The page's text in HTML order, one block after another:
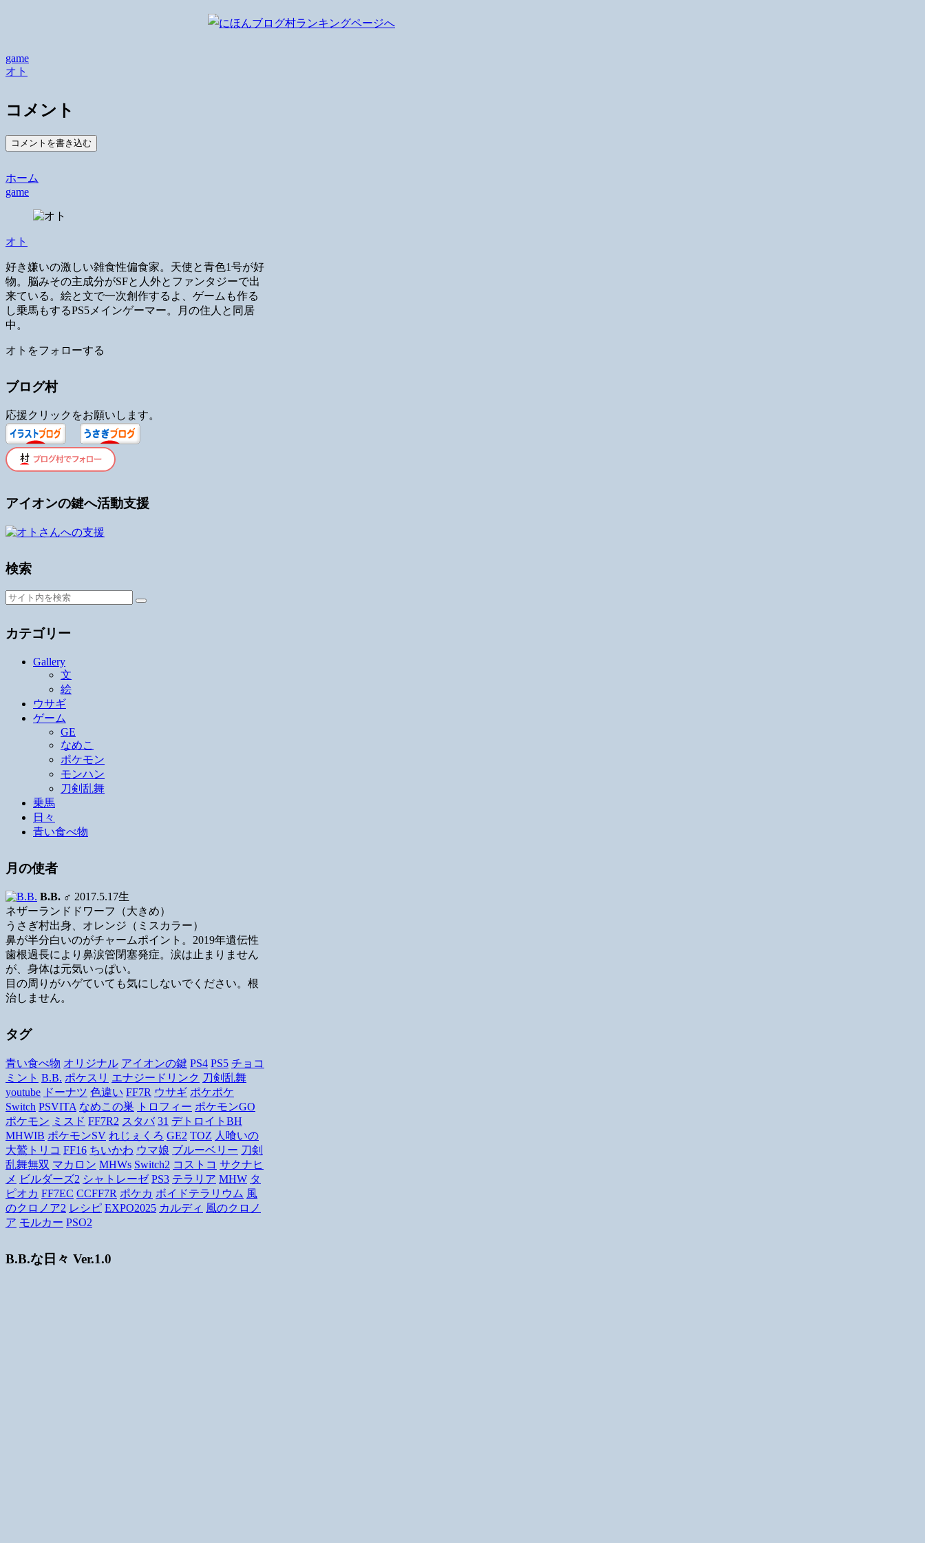
game
オト
コメント
コメントを書き込む
ホーム
game
オト
好き嫌いの激しい雑食性偏食家。天使と青色1号が好
物。脳みその主成分がSFと人外とファンタジーで出
来ている。絵と文で一次創作するよ、ゲームも作る
し乗馬もするPS5メインゲーマー。月の住人と同居
中。
オトをフォローする
ブログ村
応援クリックをお願いします。
アイオンの鍵へ活動支援
検索
カテゴリー
Gallery
文
絵
ウサギ
ゲーム
GE
なめこ
ポケモン
モンハン
刀剣乱舞
乗馬
日々
青い食べ物
月の使者
B.B. ♂ 2017.5.17生
ネザーランドドワーフ（大きめ）
うさぎ村出身、オレンジ（ミスカラー）
鼻が半分白いのがチャームポイント。2019年遺伝性
歯根過長により鼻涙管閉塞発症。涙は止まりません
が、身体は元気いっぱい。
目の周りがハゲていても気にしないでください。根
治しません。
タグ
青い食べ物 オリジナル アイオンの鍵 PS4 PS5 チョコ
ミント B.B. ポケスリ エナジードリンク 刀剣乱舞
youtube ドーナツ 色違い FF7R ウサギ ポケポケ
Switch PSVITA なめこの巣 トロフィー ポケモンGO
ポケモン ミスド FF7R2 スタバ 31 デトロイトBH
MHWIB ポケモンSV れじぇくろ GE2 TOZ 人喰いの
大鷲トリコ FF16 ちいかわ ウマ娘 ブルーベリー 刀剣
乱舞無双 マカロン MHWs Switch2 コストコ サクナヒ
メ ビルダーズ2 シャトレーゼ PS3 テラリア MHW タ
ピオカ FF7EC CCFF7R ポケカ ボイドテラリウム 風
のクロノア2 レシピ EXPO2025 カルディ 風のクロノ
ア モルカー PSO2
B.B.な日々 Ver.1.0